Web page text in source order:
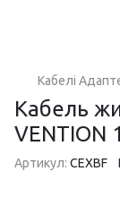
Кабелі
Кабель
VENTION
Артикул: CEXBF